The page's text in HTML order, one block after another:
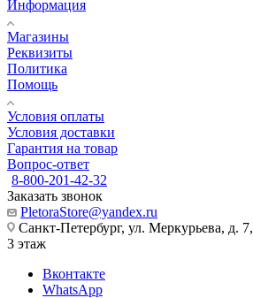
Информация
Магазины
Реквизиты
Политика
Помощь
Условия оплаты
Условия доставки
Гарантия на товар
Вопрос-ответ
8-800-201-42-32
Заказать звонок
PletoraStore@yandex.ru
Санкт-Петербург, ул. Меркурьева, д. 7,
3 этаж
Вконтакте
WhatsApp